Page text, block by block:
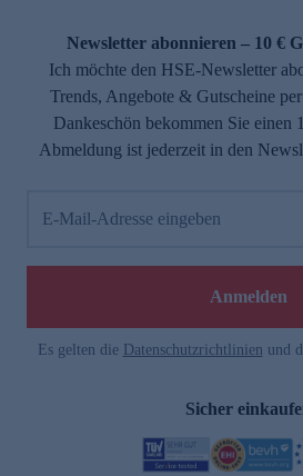
Newsletter abonnieren – 10 €
Ich möchte den HSE-Newsletter
Trends, Angebote & Gutscheine
Dankeschön bekommen Sie einen
Abmeldung ist jederzeit in den
E-Mail-Adresse eingeben
Anmelden
Es gelten die Datenschutzrichtlinien und
Sicher